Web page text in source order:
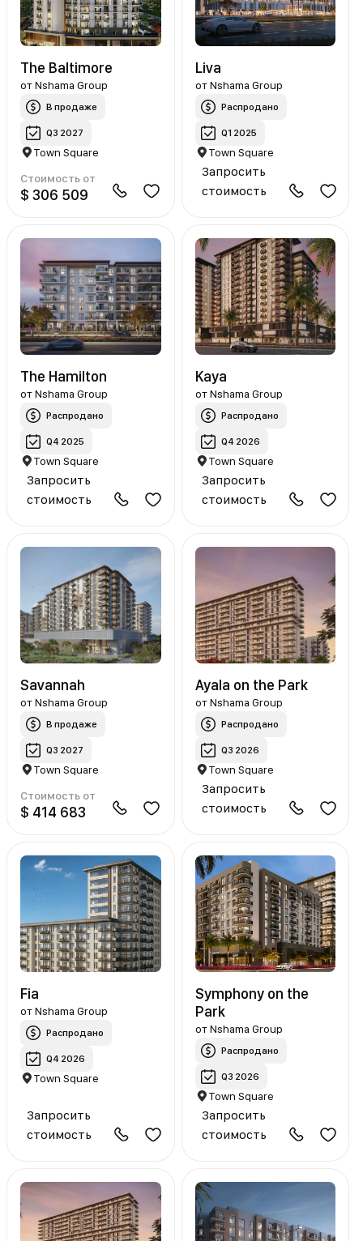
The Baltimore
отNshama Group
В продаже
Q3 2027
Town Square
Стоимость от
$ 306 509
Liva
от Nshama Group
Распродано
Q1 2025
Town Square
Запросить
стоимость
The Hamilton
отNshama Group
Распродано
Q4 2025
Town Square
Запросить
стоимость
Kaya
от Nshama Group
Распродано
Q4 2026
Town Square
Запросить
стоимость
Savannah
отNshama Group
В продаже
Q3 2027
Town Square
Стоимость от
$ 414 683
Ayala on the Рark
от Nshama Group
Распродано
Q3 2026
Town Square
Запросить
стоимость
Fia
отNshama Group
Распродано
Q4 2026
Town Square
Запросить
стоимость
Symphony on the
Рark
от Nshama Group
Распродано
Q3 2026
Town Square
Запросить
стоимость